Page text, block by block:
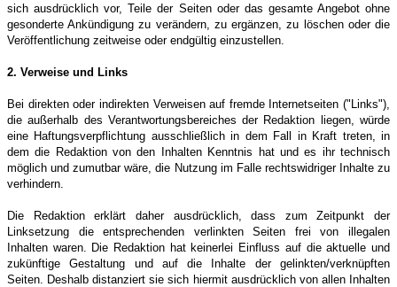
sich ausdrücklich vor, Teile der Seiten oder das gesamte Angebot ohne
gesonderte Ankündigung zu verändern, zu ergänzen, zu löschen oder die
Veröffentlichung zeitweise oder endgültig einzustellen.
2. Verweise und Links
Bei direkten oder indirekten Verweisen auf fremde Internetseiten ("Links"),
die außerhalb des Verantwortungsbereiches der Redaktion liegen, würde
eine Haftungsverpflichtung ausschließlich in dem Fall in Kraft treten, in
dem die Redaktion von den Inhalten Kenntnis hat und es ihr technisch
möglich und zumutbar wäre, die Nutzung im Falle rechtswidriger Inhalte zu
verhindern.
Die Redaktion erklärt daher ausdrücklich, dass zum Zeitpunkt der
Linksetzung die entsprechenden verlinkten Seiten frei von illegalen
Inhalten waren. Die Redaktion hat keinerlei Einfluss auf die aktuelle und
zukünftige Gestaltung und auf die Inhalte der gelinkten/verknüpften
Seiten. Deshalb distanziert sie sich hiermit ausdrücklich von allen Inhalten